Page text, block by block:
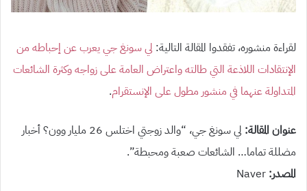
لقراءة منشوره، تفقدوا المقالة التالية: لي سونغ جي يعرب عن إحباطه من
الإنتقادات اللاذعة التي طالته واعتراض العامة على زواجه وكثرة الشائعات
المتداولة عنهما في منشور مطول على الإنستقرام.
عنوان المقالة: لي سونغ جي، “والد زوجتي اختلس 26 مليار وون؟ أخبار
مضللة تماما… الشائعات صعبة ومحبطة”
.
المصدر:
Naver